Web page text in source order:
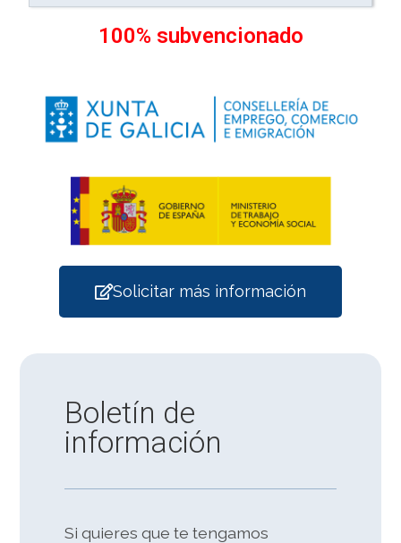
100% subvencionado
Solicitar más información
Boletín de
información
Si quieres que te tengamos